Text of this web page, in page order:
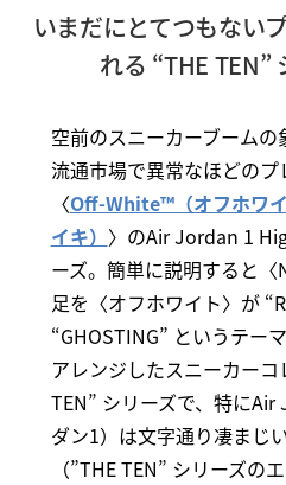
いまだにとてつもない
れる “THE TEN”
空前のスニーカーブーム
流通市場で異常なほどの
〈Off-White™（オフホワイ
イキ） 〉のAir Jordan 1
ーズ。簡単に説明すると
足を〈オフホワイト〉が
“GHOSTING” というテー
アレンジしたスニーカー
TEN” シリーズで、特に
ダン1）は文字通り凄まじ
（”THE TEN” シリーズの